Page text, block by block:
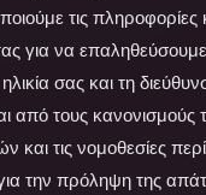
τις
για να
σας και τη
από τους
και τις νομοθεσίες
την πρόληψη της